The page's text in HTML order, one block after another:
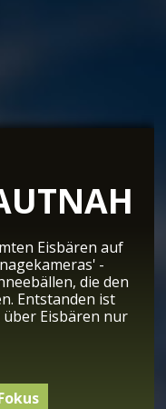
Eisbären auf
-
die den
Entstanden ist
über Eisbären nur